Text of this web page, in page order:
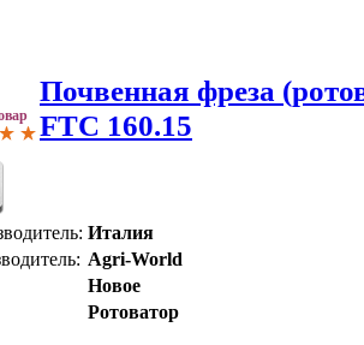
Почвенная фреза
FTC 160.15
Италия
Agri-World
Новое
Ротоватор